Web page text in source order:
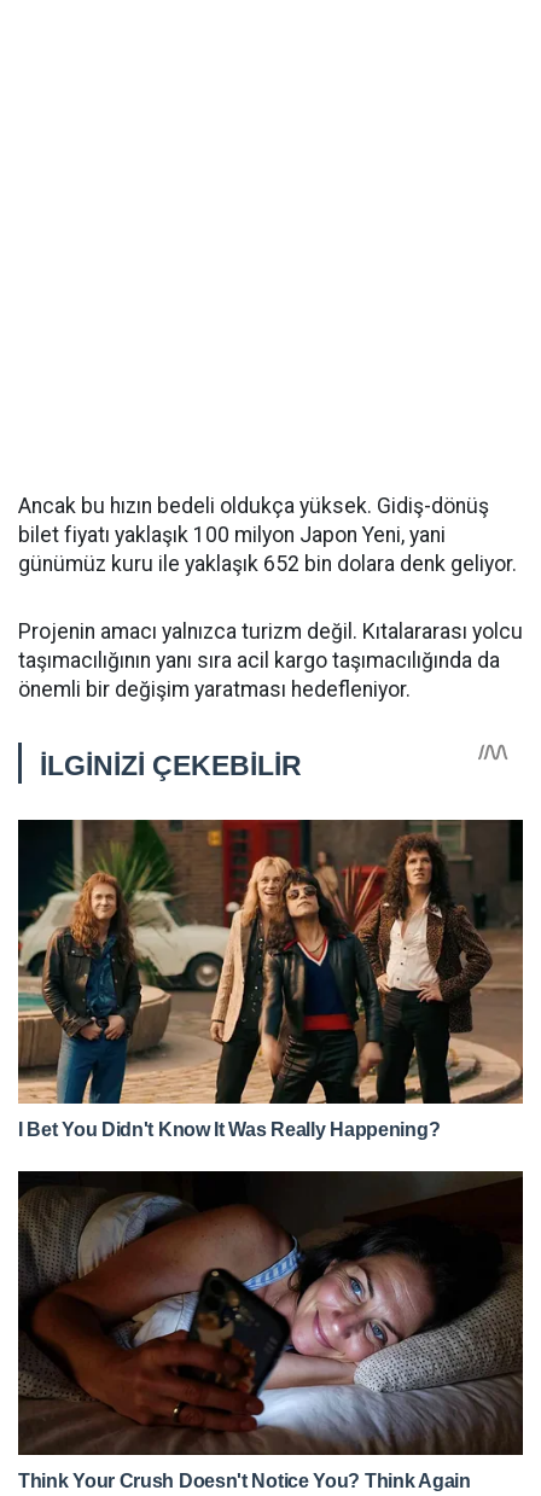
Ancak bu hızın bedeli oldukça yüksek. Gidiş-dönüş
bilet fiyatı yaklaşık 100 milyon Japon Yeni, yani
günümüz kuru ile yaklaşık 652 bin dolara denk geliyor.
Projenin amacı yalnızca turizm değil. Kıtalararası yolcu
taşımacılığının yanı sıra acil kargo taşımacılığında da
önemli bir değişim yaratması hedefleniyor.